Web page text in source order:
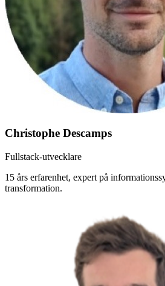
Christophe Descamps
Fullstack-utvecklare
15 års erfarenhet, expert på
transformation.